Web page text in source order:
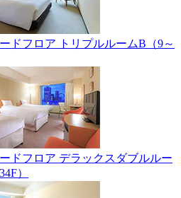
ドフロア トリプルルームB（9～
ドフロア デラックスダブルルー
）